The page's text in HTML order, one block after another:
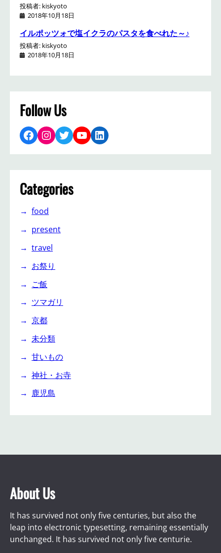
投稿者: kiskyoto
2018年10月18日
イルポッツォで塩イクラのパスタを食べれた～♪
投稿者: kiskyoto
2018年10月18日
Follow Us
Facebook Instagram Twitter YouTube LinkedIn
Categories
food
present
travel
お祭り
ご飯
ツマガリ
京都
未分類
甘いもの
神社・お寺
鹿児島
About Us
It has survived not only five centuries, but also the
leap into electronic typesetting, remaining essentially
unchanged. It has survived not only five centurie.